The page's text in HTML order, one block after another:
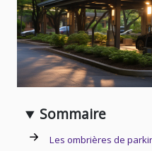
Sommaire
Les ombrières de